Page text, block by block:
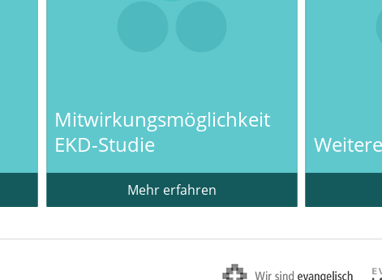
Mitwirkungsmöglichkeit
EKD-Studie
Mehr erfahren